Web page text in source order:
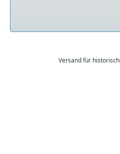
Versand für